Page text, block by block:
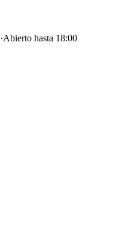
·Abierto hasta 18:00